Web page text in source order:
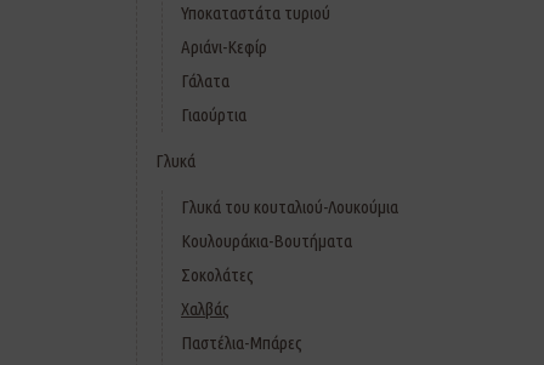
Υποκαταστάτα τυριού
Αριάνι-Κεφίρ
Γάλατα
Γιαούρτια
Γλυκά
Γλυκά του κουταλιού-Λουκούμια
Κουλουράκια-Βουτήματα
Σοκολάτες
Χαλβάς
Παστέλια-Μπάρες